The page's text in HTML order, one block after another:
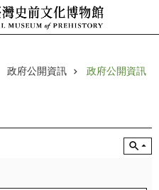
政府公開資訊 政府公開資訊